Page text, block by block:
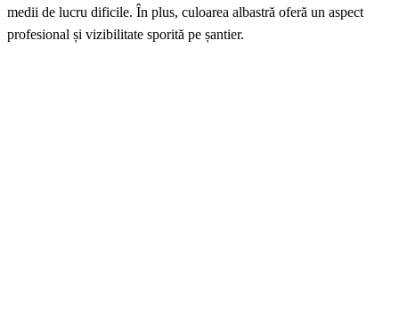
medii de lucru dificile. În plus, culoarea albastră oferă un aspect
profesional și vizibilitate sporită pe șantier.